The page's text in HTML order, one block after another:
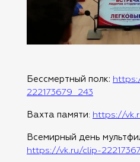
Бессмертный полк:
222173679_243
Вахта памяти: https://
Всемирный день
https://vk.ru/clip-